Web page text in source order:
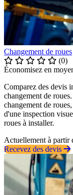
Changement de roues
(0)
Économisez en
Comparez des devis
changement de
changement de
d'une inspection
roues à installer.
Actuellement à partir
Recevez des devis